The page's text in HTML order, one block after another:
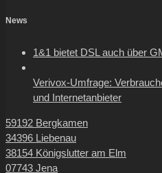
News
1&1 bietet DSL auch über
Verivox-Umfrage:
und Internetanbieter
59192 Bergkamen
34396 Liebenau
38154 Königslutter am Elm
07743 Jena